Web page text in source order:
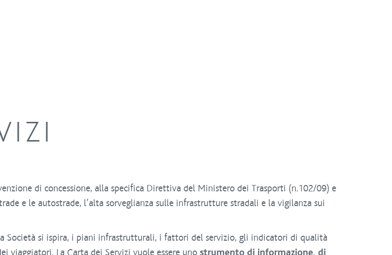
di concessione, alla specifica Direttiva del Ministero dei Trasporti (n.102/09) e
e le autostrade, l’alta sorveglianza sulle infrastrutture stradali e la vigilanza sui
si ispira, i piani infrastrutturali, i fattori del servizio, gli indicatori di qualità
viaggiatori. La Carta dei Servizi vuole essere uno strumento di informazione, di